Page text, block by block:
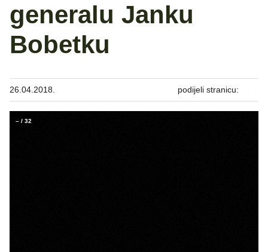
generalu Janku
Bobetku
26.04.2018. podijeli stranicu:
– / 32